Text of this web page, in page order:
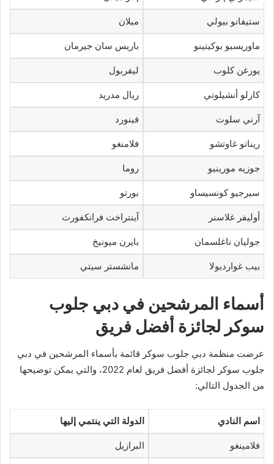
ستيفانو بيولي ميلان
ماوريسيو بوكيتينو باريس سان جيرمان
يورغن كلوب ليفربول
كارلو أنشيلوتي ريال مدريد
آرني سلوت فينورد
ريناتو غاوتشو فلامنغو
جوزيه مورينيو روما
سيرجيو كونسيساو بورتو
أوليفر غلاسنر آينتراخت فرانكفورت
جوليان ناغلسمان بايرن ميونيخ
بيب غوارديولا مانشستر سيتي
أسماء المرشحين في دبي جلوب
سوكر لجائزة أفضل فريق
عرضت منظمة دبي جلوب سوكر قائمة بأسماء المرشحين في دبي
جلوب سوكر لجائزة أفضل فريق لعام 2022، والتي يمكن توضيحها
من الجدول التالي:
اسم النادي الدولة التي ينتمي إليها
فلامينغو البرازيل